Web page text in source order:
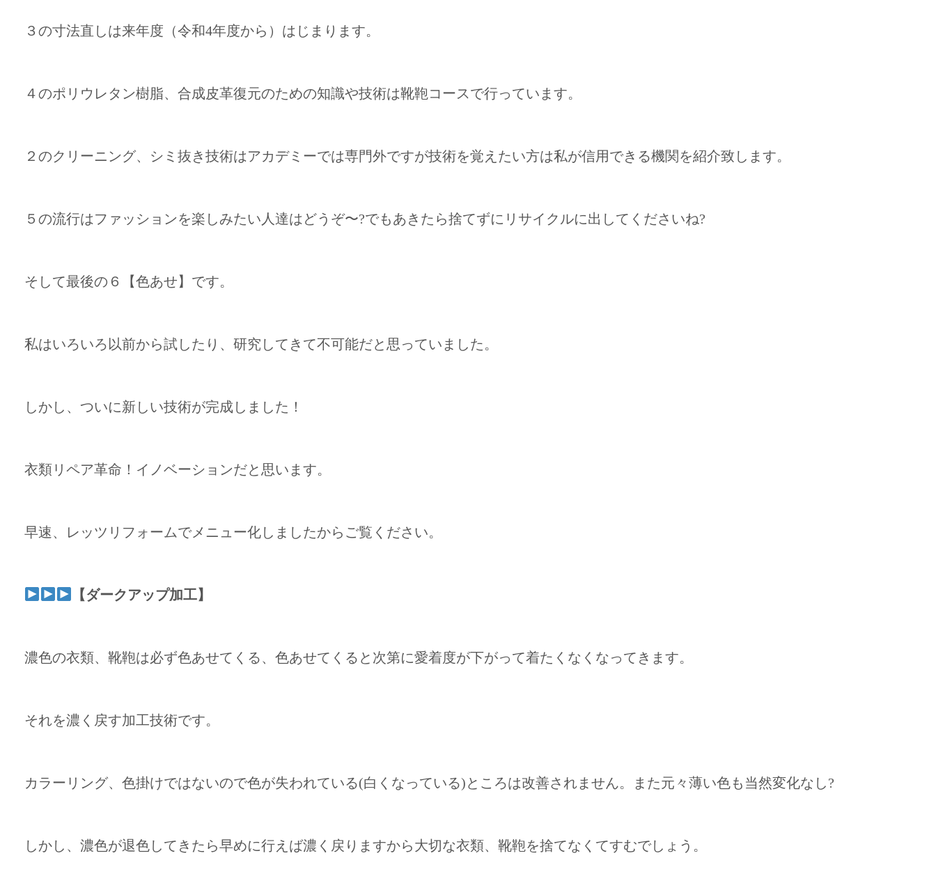
３の寸法直しは来年度（令和4年度から）はじまります。
４のポリウレタン樹脂、合成皮革復元のための知識や技術は靴鞄コースで行っています。
２のクリーニング、シミ抜き技術はアカデミーでは専門外ですが技術を覚えたい方は私が信用できる機関を紹介致します。
５の流行はファッションを楽しみたい人達はどうぞ〜?でもあきたら捨てずにリサイクルに出してくださいね?
そして最後の６【色あせ】です。
私はいろいろ以前から試したり、研究してきて不可能だと思っていました。
しかし、ついに新しい技術が完成しました！
衣類リペア革命！イノベーションだと思います。
早速、レッツリフォームでメニュー化しましたからご覧ください。
【ダークアップ加工】
濃色の衣類、靴鞄は必ず色あせてくる、色あせてくると次第に愛着度が下がって着たくなくなってきます。
それを濃く戻す加工技術です。
カラーリング、色掛けではないので色が失われている(白くなっている)ところは改善されません。また元々薄い色も当然変化なし?
しかし、濃色が退色してきたら早めに行えば濃く戻りますから大切な衣類、靴鞄を捨てなくてすむでしょう。